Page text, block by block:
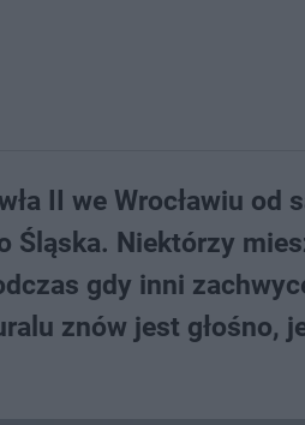
II we Wrocławiu
Śląska. Niektórzy
gdy inni
znów jest głośno,